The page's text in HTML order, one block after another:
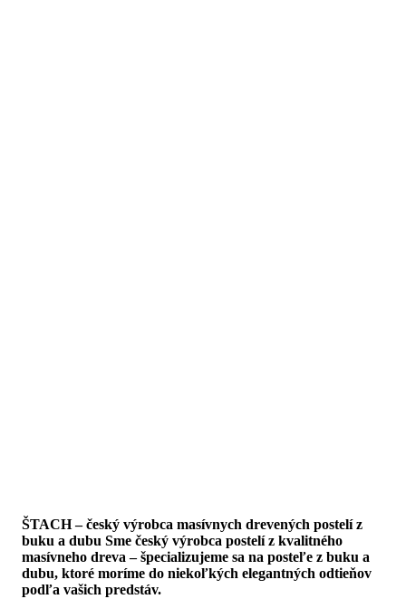
ŠTACH – český výrobca masívnych drevených postelí z
buku a dubu Sme český výrobca postelí z kvalitného
masívneho dreva – špecializujeme sa na posteľe z buku a
dubu, ktoré moríme do niekoľkých elegantných odtieňov
podľa vašich predstáv.